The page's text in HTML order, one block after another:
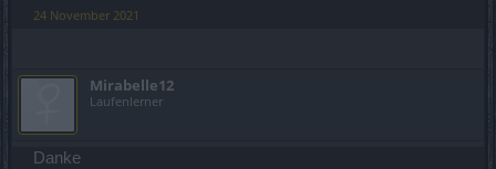
24 November 2021
Mirabelle12
Laufenlerner
Danke